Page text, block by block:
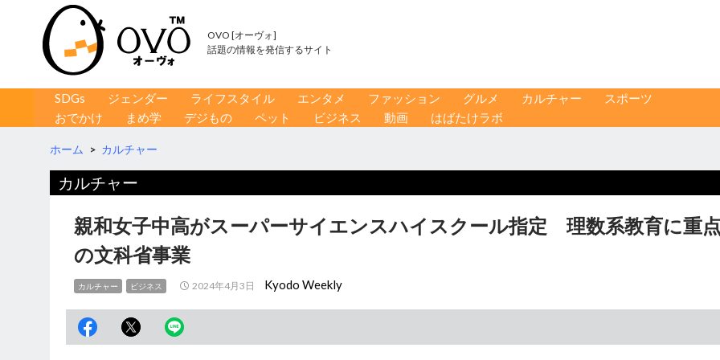
OVO [オーヴォ]
話題の情報を発信するサイト
コンテンツへ移動
SDGs ジェンダー ライフスタイル エンタメ ファッション グルメ カルチャー
スポーツ
おでかけ
まめ学 デジもの ペット ビジネス 動画 はばたけラボ
ホーム > カルチャー
カルチャー
親和女子中高がスーパーサイエンスハイスクール指定 理数系教育に重
の文科省事業
カルチャー ビジネス 2024年4月3日 Kyodo Weekly